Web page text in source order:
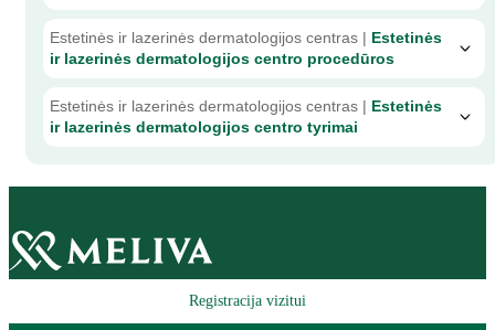
Estetinės ir lazerinės dermatologijos centras | Estetinės
ir lazerinės dermatologijos centro procedūros
Estetinės ir lazerinės dermatologijos centras | Estetinės
ir lazerinės dermatologijos centro tyrimai
Registracija vizitui